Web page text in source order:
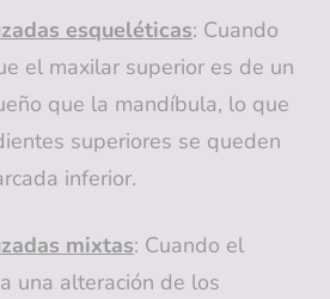
esqueléticas: Cuando
el maxilar superior es de un
que la mandíbula, lo que
superiores se queden
inferior.
mixtas: Cuando el
una alteración de los